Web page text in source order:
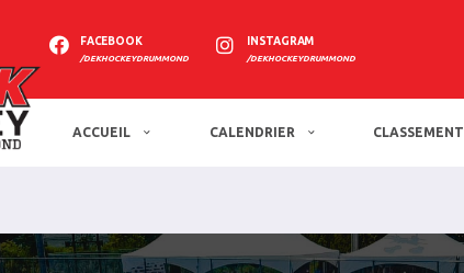
FACEBOOK
/DEKHOCKEYDRUMMOND
INSTAGRAM
/DEKHOCKEYDRUMMOND
ACCUEIL CALENDRIER CLASSEMENT